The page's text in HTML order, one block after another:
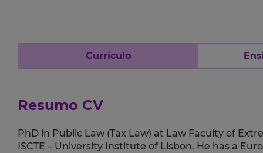
Currículo
Resumo CV
PhD in Public Law (Tax Law) at Law Faculty of
ISCTE – University Institute of Lisbon. He has a